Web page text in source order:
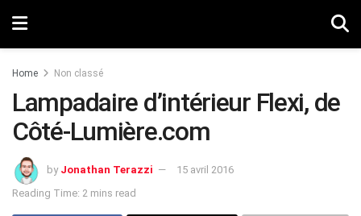
Home Non classé
Lampadaire d’intérieur Flexi, de
Côté-Lumière.com
by Jonathan Terazzi
15 avril 2016
Reading Time: 2 mins read